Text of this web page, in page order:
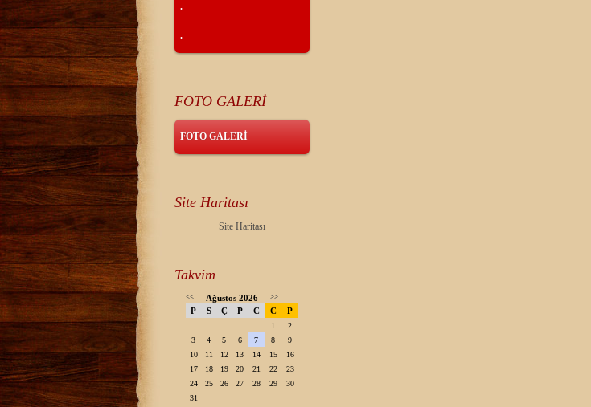
.
.
FOTO GALERİ
FOTO GALERİ
Site Haritası
Site Haritası
Takvim
<< Ağustos 2026 >>
P S Ç P C C P
1
2
3
4 5 6 7 8
9
10
11 12 13 14 15
16
17
18 19 20 21 22
23
24
25 26 27 28 29
30
31